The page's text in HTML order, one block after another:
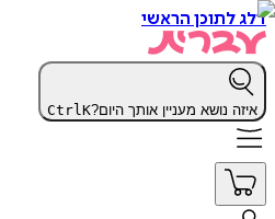
דלג לתוכן הראשי
איזה נושא מעניין אותך היום? CtrlK